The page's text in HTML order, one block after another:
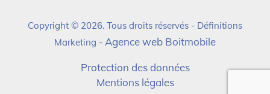
Copyright © 2026. Tous droits réservés - Définitions
Marketing - Agence web Boitmobile
Protection des données
Mentions légales